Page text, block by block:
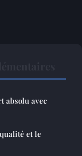
absolu avec
et le